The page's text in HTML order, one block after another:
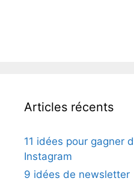
Articles récents
11 idées pour gagner
Instagram
9 idées de newsletter